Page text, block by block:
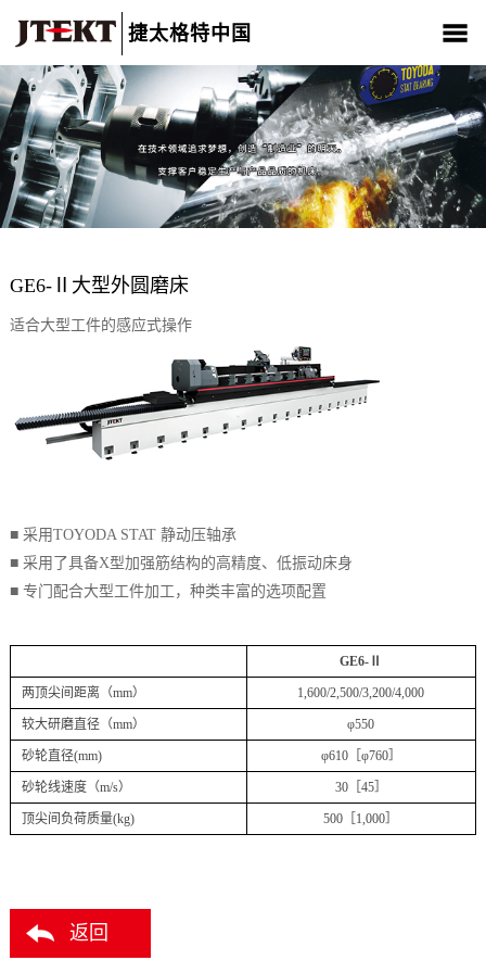
捷太格特中国
关于我们 产品介绍 新闻中心 CSR 人材招聘
联系我们
GE6-Ⅱ大型外圆磨床
适合大型工件的感应式操作
■ 采用TOYODA STAT 静动压轴承
■ 采用了具备X型加强筋结构的高精度、低振动床身
■ 专门配合大型工件加工，种类丰富的选项配置
GE6-Ⅱ
两顶尖间距离（mm） 1,600/2,500/3,200/4,000
较大研磨直径（mm） φ550
砂轮直径(mm) φ610［φ760］
砂轮线速度（m/s） 30［45］
顶尖间负荷质量(kg) 500［1,000］
返回